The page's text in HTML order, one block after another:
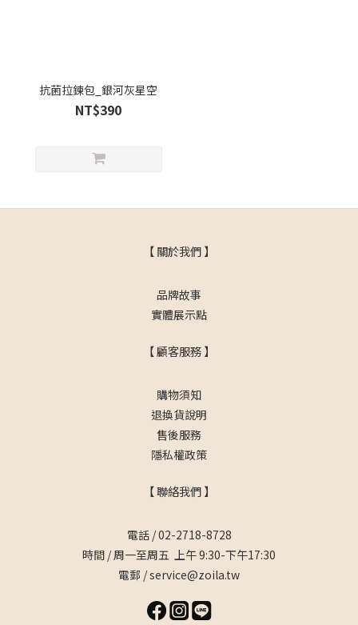
抗菌拉鍊包_銀河灰星空
NT$390
【 關於我們 】
品牌故事
實體展示點
【 顧客服務 】
購物須知
退換貨說明
售後服務
隱私權政策
【 聯絡我們 】
電話 / 02-2718-8728
時間 / 周一至周五 上午 9:30-下午17:30
電郵 / service@zoila.tw